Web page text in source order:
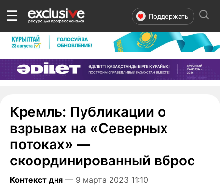
☰ Поддержать
Кремль: Публикации о
взрывах на «Северных
потоках» —
скоординированный вброс
Контекст дня — 9 марта 2023 11:10